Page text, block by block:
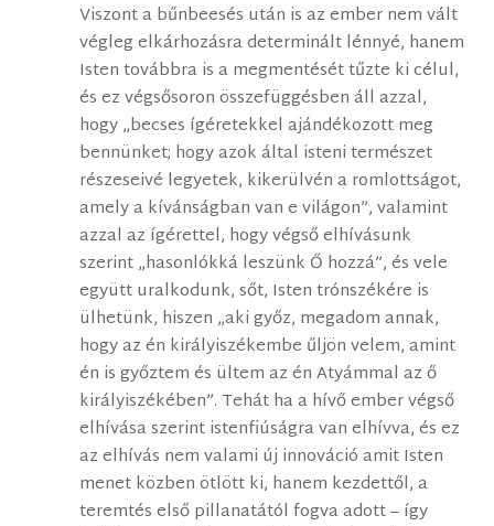
Viszont a bűnbeesés után is az ember nem vált
végleg elkárhozásra determinált lénnyé, hanem
Isten továbbra is a megmentését tűzte ki célul,
és ez végsősoron összefüggésben áll azzal,
hogy „becses ígéretekkel ajándékozott meg
bennünket; hogy azok által isteni természet
részeseivé legyetek, kikerülvén a romlottságot,
amely a kívánságban van e világon”, valamint
azzal az ígérettel, hogy végső elhívásunk
szerint „hasonlókká leszünk Ő hozzá”, és vele
együtt uralkodunk, sőt, Isten trónszékére is
ülhetünk, hiszen „aki győz, megadom annak,
hogy az én királyiszékembe űljön velem, amint
én is győztem és ültem az én Atyámmal az ő
királyiszékében”. Tehát ha a hívő ember végső
elhívása szerint istenfiúságra van elhívva, és ez
az elhívás nem valami új innováció amit Isten
menet közben ötlött ki, hanem kezdettől, a
teremtés első pillanatától fogva adott – így